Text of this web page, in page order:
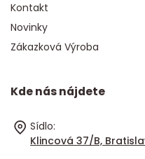
Kontakt
Novinky
Zákazková Výroba
Kde nás nájdete
Sídlo:
Klincová 37/B,